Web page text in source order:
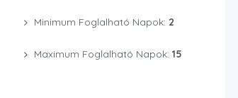
Minimum Foglalható Napok: 2
Maximum Foglalható Napok: 15